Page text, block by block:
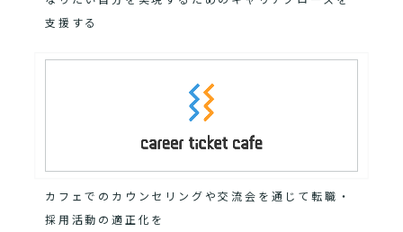
支援する
カフェでのカウンセリングや交流会を通じて転職・
採用活動の適正化を